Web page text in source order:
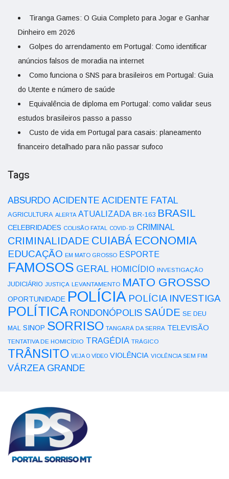
Tiranga Games: O Guia Completo para Jogar e Ganhar
Dinheiro em 2026
Golpes do arrendamento em Portugal: Como identificar
anúncios falsos de moradia na internet
Como funciona o SNS para brasileiros em Portugal: Guia
do Utente e número de saúde
Equivalência de diploma em Portugal: como validar seus
estudos brasileiros passo a passo
Custo de vida em Portugal para casais: planeamento
financeiro detalhado para não passar sufoco
Tags
ABSURDO ACIDENTE ACIDENTE FATAL
AGRICULTURA ALERTA ATUALIZADA BR-163 BRASIL
CELEBRIDADES COLISÃO FATAL COVID-19 CRIMINAL
CRIMINALIDADE CUIABÁ ECONOMIA
EDUCAÇÃO EM MATO GROSSO ESPORTE
FAMOSOS GERAL HOMICÍDIO INVESTIGAÇÃO
JUDICIÁRIO JUSTIÇA LEVANTAMENTO MATO GROSSO
OPORTUNIDADE POLÍCIA POLÍCIA INVESTIGA
POLÍTICA RONDONÓPOLIS SAÚDE SE DEU
MAL SINOP SORRISO TANGARÁ DA SERRA TELEVISÃO
TENTATIVA DE HOMICÍDIO TRAGÉDIA TRÁGICO
TRÂNSITO VEJA O VÍDEO VIOLÊNCIA VIOLÊNCIA SEM FIM
VÁRZEA GRANDE